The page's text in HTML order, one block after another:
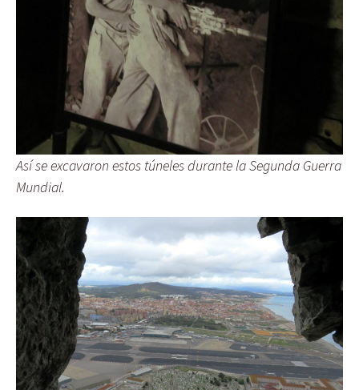
Así se excavaron estos túneles durante la Segunda Guerra
Mundial.